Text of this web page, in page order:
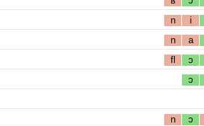
n i
n a
fl ɔ
ɔ
n ɔ